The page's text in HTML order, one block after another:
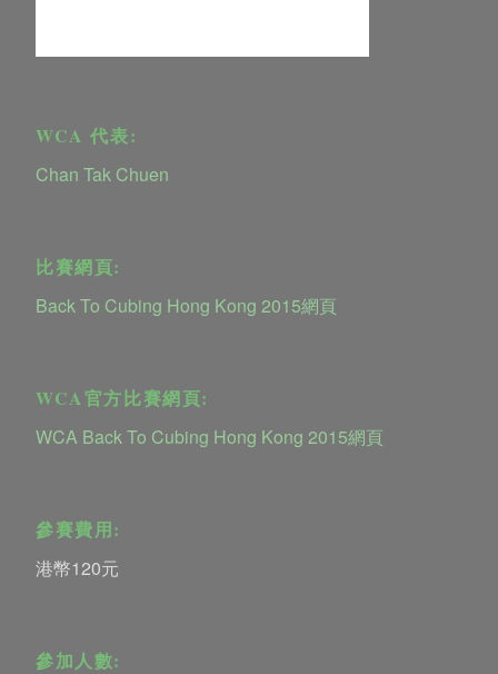
WCA 代表:
Chan Tak Chuen
比賽網頁:
Back To Cubing Hong Kong 2015網頁
WCA官方比賽網頁:
WCA Back To Cubing Hong Kong 2015網頁
參賽費用:
港幣120元
參加人數: